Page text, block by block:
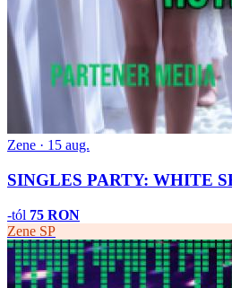
Zene · 15 aug.
SINGLES PARTY: WHITE
-tól 75 RON
Zene SP